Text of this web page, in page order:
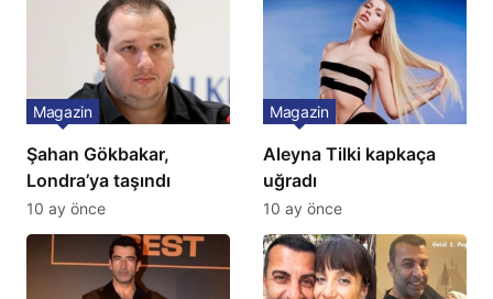
Şahan Gökbakar,
Londra’ya taşındı
Magazin
10 ay önce
Aleyna Tilki kapkaça
uğradı
Magazin
10 ay önce